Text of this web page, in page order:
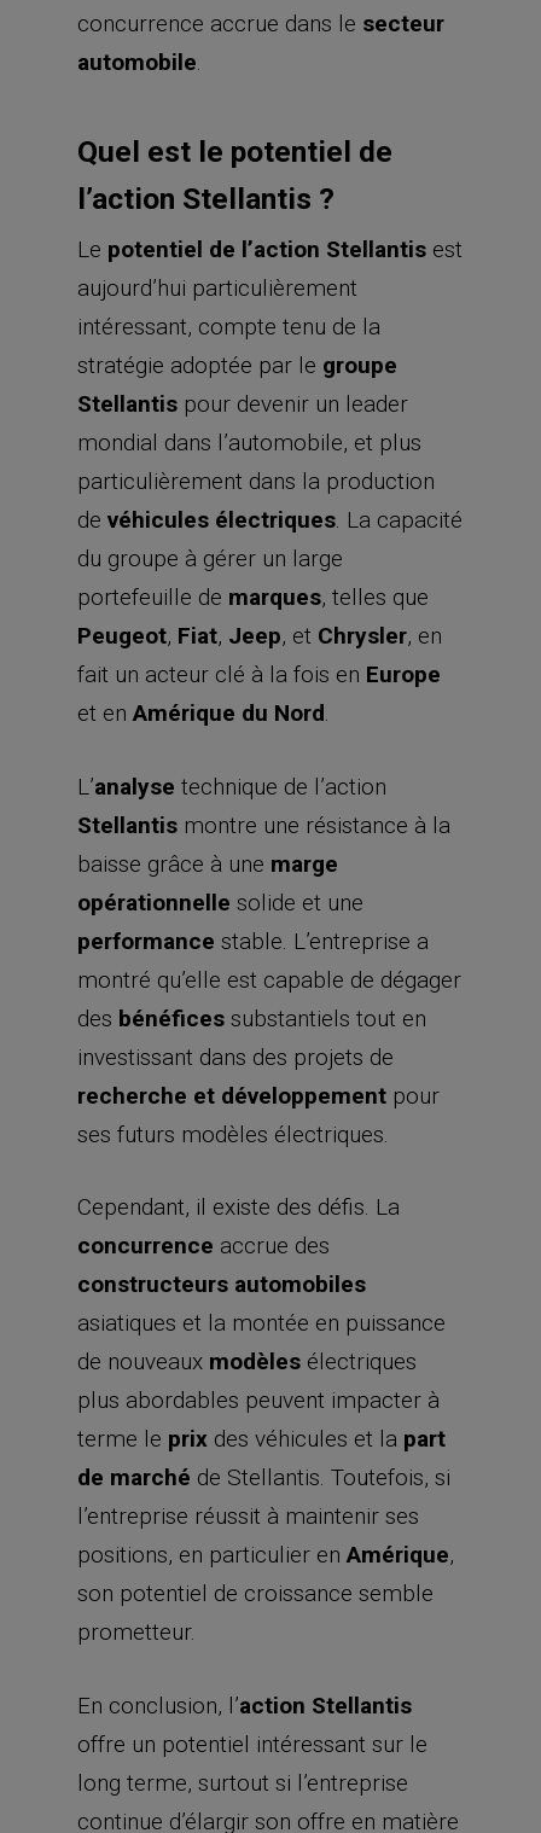
concurrence accrue dans le secteur
automobile
Quel est le potentiel de
l’action Stellantis ?
Le potentiel de l’action Stellantis est
aujourd’hui particulièrement
intéressant, compte tenu de la
stratégie adoptée par le groupe
Stellantis pour devenir un leader
mondial dans l’automobile, et plus
particulièrement dans la production
devéhicules électriques. La capacité
du groupe à gérer un large
portefeuille de marques, telles que
Peugeot, Fiat, Jeep, et Chrysler, en
fait un acteur clé à la fois en Europe
et enAmérique du Nord.
L’analyse technique de l’action
Stellantis montre une résistance à la
baisse grâce à une marge
opérationnelle solide et une
performance stable. L’entreprise a
montré qu’elle est capable de dégager
des bénéfices substantiels tout en
investissant dans des projets de
recherche et développement pour
ses futurs modèles électriques.
Cependant, il existe des défis. La
concurrence accrue des
constructeurs automobiles
asiatiques et la montée en puissance
de nouveaux modèles électriques
plus abordables peuvent impacter à
terme le prix des véhicules et la part
de marché de Stellantis. Toutefois, si
l’entreprise réussit à maintenir ses
positions, en particulier enAmérique,
son potentiel de croissance semble
prometteur.
En conclusion, l’action Stellantis
offre un potentiel intéressant sur le
long terme, surtout si l’entreprise
continue d’élargir son offre en matière